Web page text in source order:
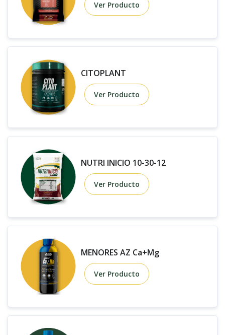
Ver Producto
CITOPLANT
Ver Producto
NUTRI INICIO 10-30-12
Ver Producto
MENORES AZ Ca+Mg
Ver Producto